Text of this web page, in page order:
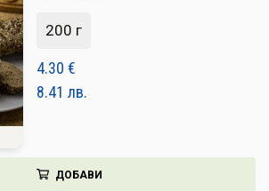
200 г
4.30 €
8.41 лв.
ДОБАВИ